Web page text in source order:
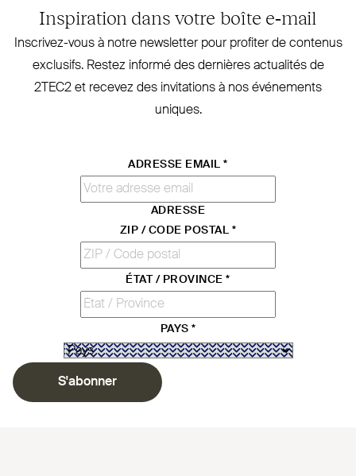
Inspiration dans votre boîte e‑mail
Inscrivez-vous à notre newsletter pour profiter de contenus
exclusifs. Restez informé des dernières actualités de
2TEC2 et recevez des invi­tations à nos évé­nements
uniques.
ADRESSE EMAIL*
ADRESSE
ZIP / CODE POSTAL *
ÉTAT / PROVINCE*
PAYS *
S'abonner